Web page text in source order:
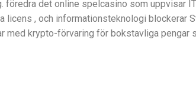
det online spelcasino som uppvisar
, och informationsteknologi blockerar
med krypto-förvaring för bokstavliga pengar